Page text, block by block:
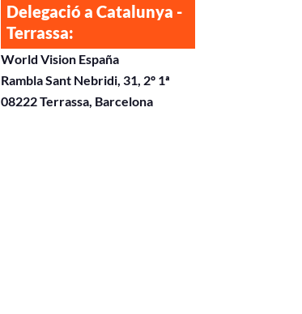
Delegació a Catalunya -
Terrassa:
World Vision España
Rambla Sant Nebridi, 31, 2º 1ª
08222 Terrassa, Barcelona